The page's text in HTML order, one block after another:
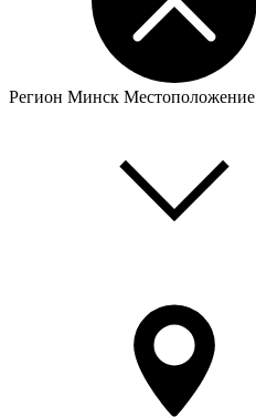
Регион Минск Местоположение